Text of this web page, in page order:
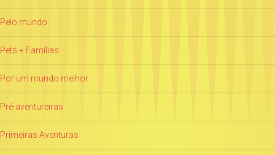
Pelo mundo
Pets + Famílias
Por um mundo melhor
Pré-aventureiras
Primeiras Aventuras